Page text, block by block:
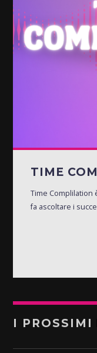
TIME
Time Complilation
fa ascoltare i
I PROSSIMI